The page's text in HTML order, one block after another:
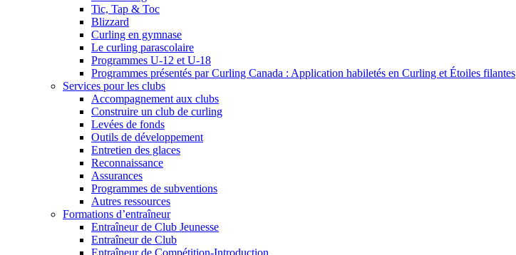
Tic, Tap & Toc
Blizzard
Curling en gymnase
Le curling parascolaire
Programmes U-12 et U-18
Programmes présentés par Curling Canada : Application habiletés en Curling et Étoiles filantes
Services pour les clubs
Accompagnement aux clubs
Construire un club de curling
Levées de fonds
Outils de développement
Entretien des glaces
Reconnaissance
Assurances
Programmes de subventions
Autres ressources
Formations d’entraîneur
Entraîneur de Club Jeunesse
Entraîneur de Club
Entraîneur de Compétition-Introduction